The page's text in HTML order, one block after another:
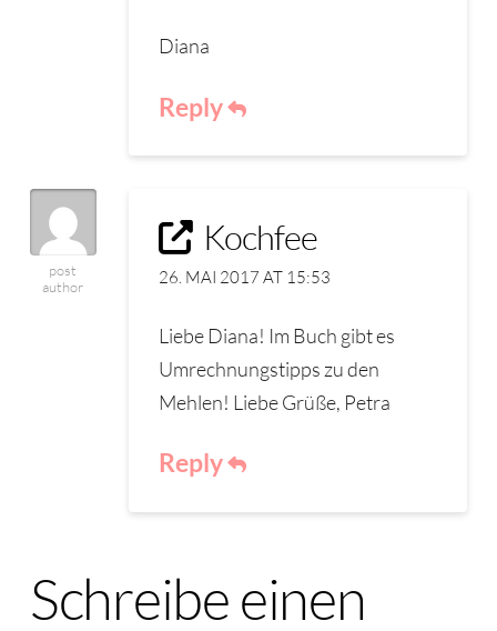
Diana
Reply
post
author
Kochfee
26. MAI 2017 AT 15:53
Liebe Diana! Im Buch gibt es
Umrechnungstipps zu den
Mehlen! Liebe Grüße, Petra
Reply
Schreibe einen